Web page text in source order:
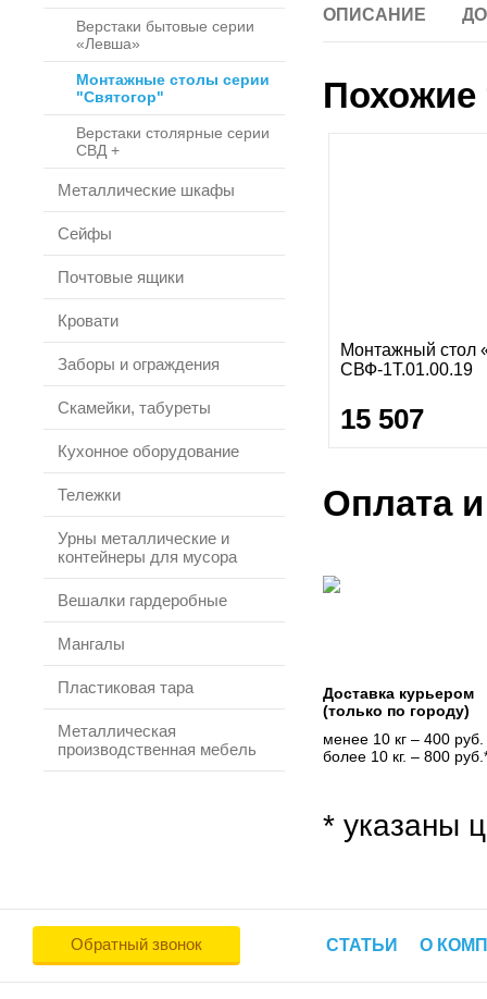
Верстаки бытовые серии
«Левша»
Монтажные столы серии
"Святогор"
Верстаки столярные серии
СВД +
Металлические шкафы
Сейфы
Почтовые ящики
Кровати
Заборы и ограждения
Скамейки, табуреты
Кухонное оборудование
Тележки
Урны металлические и
контейнеры для мусора
Вешалки гардеробные
Мангалы
Пластиковая тара
Металлическая
производственная мебель
ОПИСАНИЕ
Монтажный стол
СВФ-1Т.01.00.19
15 507
Оплата
Доставка курьером
(только по городу)
менее 10 кг – 400 руб.
более 10 кг. – 800
* указаны
Обратный звонок СТАТЬИ О